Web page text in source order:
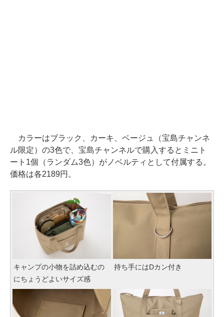
カラーはブラック、カーキ、ベージュ（宝島チャンネ
ル限定）の3色で、宝島チャンネルで購入するとミニト
ート1個（ランダム3色）がノベルティとして付属する。
価格は各2189円。
キャンプの小物を詰め込むの
にちょうどよいサイズ感
持ち手にはDカン付き